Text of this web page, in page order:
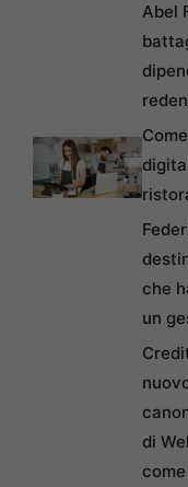
Abel
che
un
di